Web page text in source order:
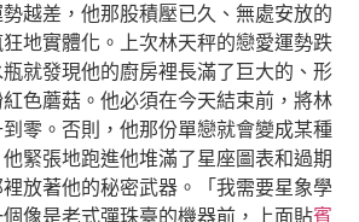
越差，他那股積壓已久、無處安放的
地實體化。上次林天秤的戀愛運勢跌
就發現他的廚房裡長滿了巨大的、形
色蘑菇。他必須在今天結束前，將林
零。否則，他那份單戀就會變成某種
緊張地跑進他堆滿了星座圖表和過期
放著他的秘密武器。「我需要星象學
像是老式彈珠臺的機器前，上面貼賓